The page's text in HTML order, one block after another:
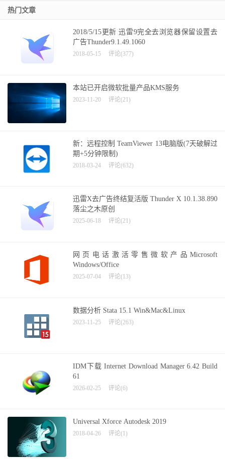
热门文章
2018/5/15更新 迅雷9完全去浏览器保留设置去
广告Thunder9.1.49.1060
2018-05-15 评论(377)
本站已开启微软批量产品KMS服务
2023-11-20 评论(21)
新：远程控制 TeamViewer 13电脑版(7天破解过
期+5分钟限制)
2018-03-24 评论(632)
迅雷X去广告终结复活版 Thunder X 10.1.38.890
落尘之木原创
2025-06-18 评论(21)
网页电话激活零售微软产品Microsoft
Windows/Office
2025-07-04 评论(13)
数据分析 Stata 15.1 Win&Mac&Linux
2023-11-25 评论(263)
IDM下载 Internet Download Manager 6.42 Build
61
2026-02-25 评论(6)
Universal Xforce Autodesk 2019
2018-04-26 评论(1)